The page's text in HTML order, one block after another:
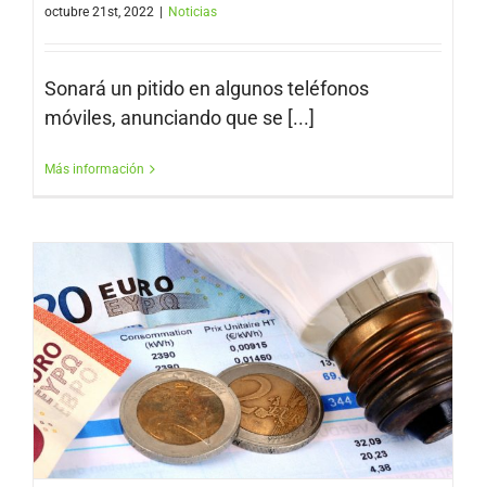
octubre 21st, 2022 Noticias
Sonará un pitido en algunos teléfonos
móviles, anunciando que se [...]
Más información